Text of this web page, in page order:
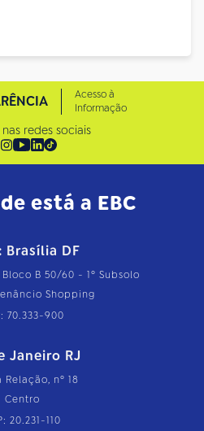
Acesso à
Informação
redes sociais
está a EBC
Brasília DF
B 50/60 - 1º Subsolo
Shopping
70.333-900
Janeiro RJ
Relação, nº 18
Centro
20.231-110